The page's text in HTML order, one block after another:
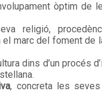
òptim de
religió,
marc del foment de
dins d’un procés
, concreta les